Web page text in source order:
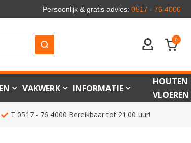
Persoonlijk & gratis advies: 0517 - 76 4000
ACCOUNT
0
VAKWERK INFORMATIE
HOUTEN
VLOEREN
T 0517 - 76 4000 Bereikbaar tot 21.00 uur!